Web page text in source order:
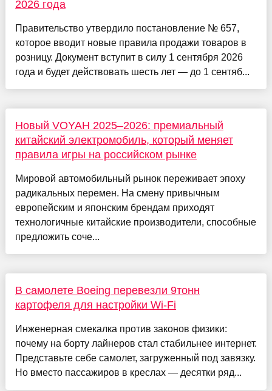
2026 года
Правительство утвердило постановление № 657,
которое вводит новые правила продажи товаров в
розницу. Документ вступит в силу 1 сентября 2026
года и будет действовать шесть лет — до 1 сентяб...
Новый VOYAH 2025–2026: премиальный
китайский электромобиль, который меняет
правила игры на российском рынке
Мировой автомобильный рынок переживает эпоху
радикальных перемен. На смену привычным
европейским и японским брендам приходят
технологичные китайские производители, способные
предложить соче...
В самолете Boeing перевезли 9тонн
картофеля для настройки Wi-Fi
Инженерная смекалка против законов физики:
почему на борту лайнеров стал стабильнее интернет.
Представьте себе самолет, загруженный под завязку.
Но вместо пассажиров в креслах — десятки ряд...